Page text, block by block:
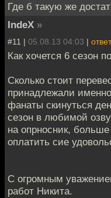
Где б такую же
IndeX »
#11 | 05.08.13 04:03 |
Как хочется 6 сезон
Сколько стоит
принадлежали
фанаты скинуться
сезон в любимой
на опрносник,
оплатить сие
С огромным
работ Никита.